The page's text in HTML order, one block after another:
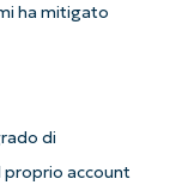
ha mitigato
di
proprio account